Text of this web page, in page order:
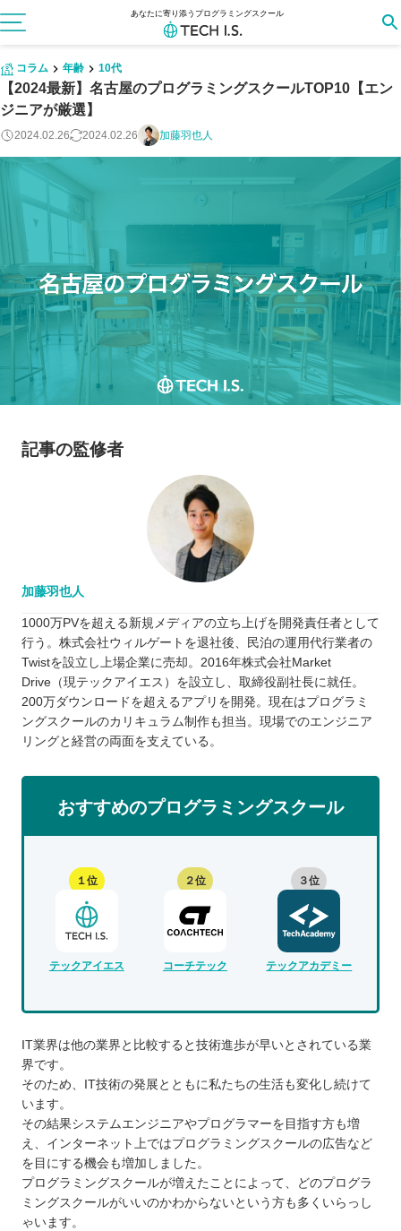
あなたに寄り添うプログラミングスクール
コラム 年齢 10代
【2024最新】名古屋のプログラミングスクールTOP10【エン
ジニアが厳選】
2024.02.26 2024.02.26 加藤羽也人
記事の監修者
加藤羽也人
1000万PVを超える新規メディアの立ち上げを開発責任者として
行う。株式会社ウィルゲートを退社後、民泊の運用代行業者の
Twistを設立し上場企業に売却。2016年株式会社Market
Drive（現テックアイエス）を設立し、取締役副社長に就任。
200万ダウンロードを超えるアプリを開発。現在はプログラミ
ングスクールのカリキュラム制作も担当。現場でのエンジニア
リングと経営の両面を支えている。
おすすめのプログラミングスクール
１位
テックアイエス
２位
コーチテック
３位
テックアカデミー
IT業界は他の業界と比較すると技術進歩が早いとされている業
界です。
そのため、IT技術の発展とともに私たちの生活も変化し続けて
います。
その結果システムエンジニアやプログラマーを目指す方も増
え、インターネット上ではプログラミングスクールの広告など
を目にする機会も増加しました。
プログラミングスクールが増えたことによって、どのプログラ
ミングスクールがいいのかわからないという方も多くいらっし
ゃいます。